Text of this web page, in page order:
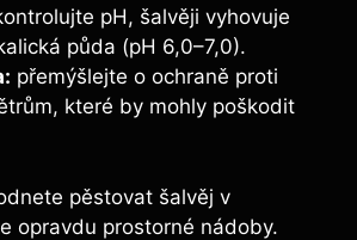
pH, šalvěji vyhovuje
půda (pH 6,0–7,0).
přemýšlejte o ochraně proti
které by mohly poškodit
pěstovat šalvěj v
opravdu prostorné nádoby.